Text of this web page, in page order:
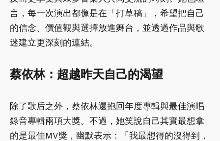
言，每一次演出都像是在「打草稿」，希望把自己
的信念、價值觀與選擇放進舞台，並透過作品與歌
迷建立更深刻的連結。
蔡依林： 超越昨天自己的渴望
除了歌后之外，蔡依林還抱回年度專輯與最佳演唱
錄音專輯兩項大獎。不過，她笑說自己其實最想拿
的是最佳MV獎，幽默表示：「我最想得的沒得到，